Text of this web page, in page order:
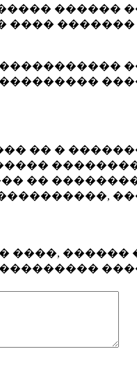
������
����
�� �
��
����,